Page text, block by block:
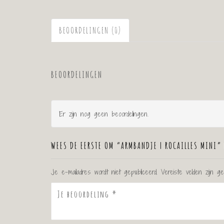
BEOORDELINGEN (0)
BEOORDELINGEN
Er zijn nog geen beoordelingen.
WEES DE EERSTE OM “ARMBANDJE | ROCAILLES MINI”
Je e-mailadres wordt niet gepubliceerd. Vereiste velden zijn